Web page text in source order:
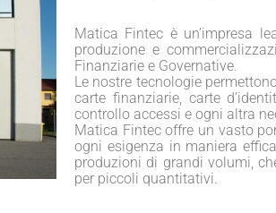
Matica Fintec è un’impresa
produzione e
Finanziarie e Governative.
Le nostre tecnologie
carte finanziarie, carte
controllo accessi e ogni altra
Matica Fintec offre un vasto
ogni esigenza in maniera
produzioni di grandi volumi,
per piccoli quantitativi.